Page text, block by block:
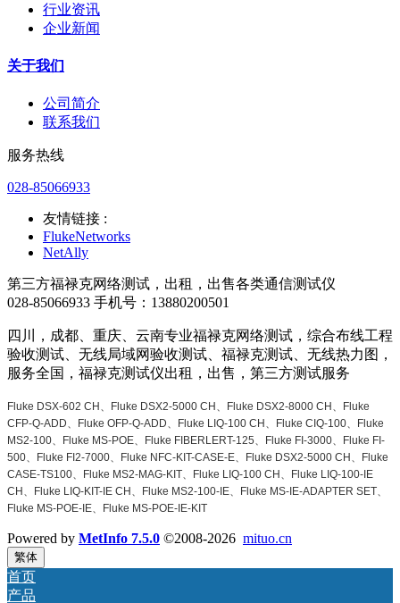
行业资讯
企业新闻
关于我们
公司简介
联系我们
服务热线
028-85066933
友情链接 :
FlukeNetworks
NetAlly
第三方福禄克网络测试，出租，出售各类通信测试仪
028-85066933 手机号：13880200501
四川，成都、重庆、云南专业福禄克网络测试，综合布线工程
验收测试、无线局域网验收测试、福禄克测试、无线热力图，
服务全国，福禄克测试仪出租，出售，第三方测试服务
Fluke DSX-602 CH、Fluke DSX2-5000 CH、Fluke DSX2-8000 CH、Fluke
CFP-Q-ADD、Fluke OFP-Q-ADD、Fluke LIQ-100 CH、Fluke CIQ-100、Fluke
MS2-100、Fluke MS-POE、Fluke FIBERLERT-125、Fluke FI-3000、Fluke FI-
500、Fluke FI2-7000、Fluke NFC-KIT-CASE-E、Fluke DSX2-5000 CH、Fluke
CASE-TS100、Fluke MS2-MAG-KIT、Fluke LIQ-100 CH、Fluke LIQ-100-IE
CH、Fluke LIQ-KIT-IE CH、Fluke MS2-100-IE、Fluke MS-IE-ADAPTER SET、
Fluke MS-POE-IE、Fluke MS-POE-IE-KIT
Powered by MetInfo 7.5.0 ©2008-2026 mituo.cn
繁体
首页
产品